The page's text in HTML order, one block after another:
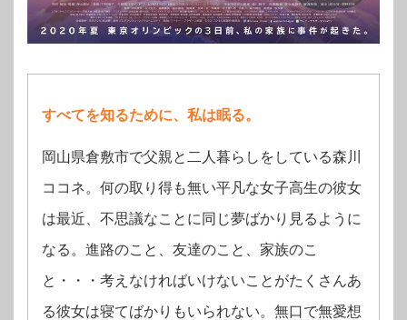
すべてを知るために、私は眠る。
岡山県倉敷市で父親と二人暮らしをしている森川
ココネ。何の取り得も無い平凡な女子高生の彼女
は最近、不思議なことに同じ夢ばかり見るように
なる。進路のこと、友達のこと、家族のこ
と・・・考えなければいけないことがたくさんあ
る彼女は寝てばかりもいられない。無口で無愛想